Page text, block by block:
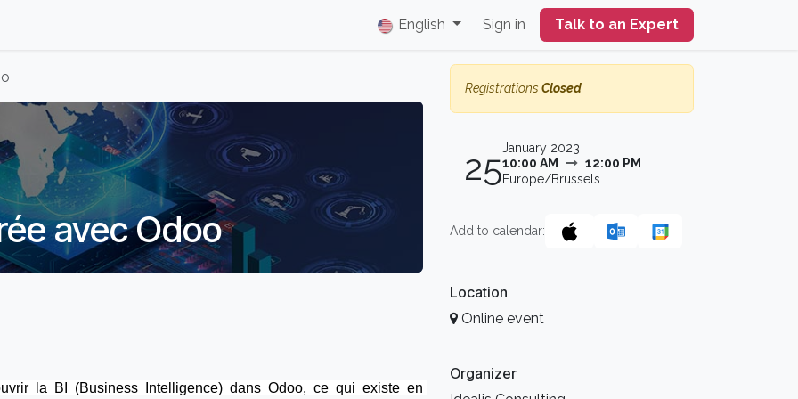
English Sign in Talk to an Expert
avec Odoo
la BI (Business Intelligence) dans Odoo, ce qui existe en
Registrations Closed
25January 2023
10:00 AM
12:00 PM
Europe/Brussels
Add to calendar:
Location
Online event
Organizer